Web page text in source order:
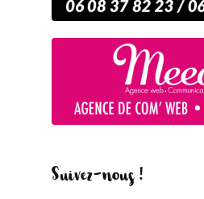
Suivez-nous !